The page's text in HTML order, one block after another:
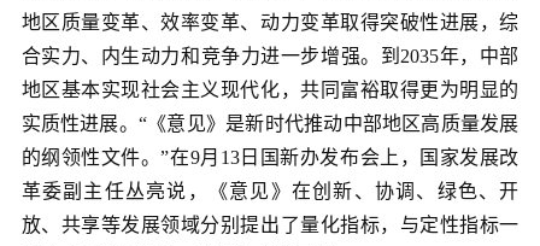
地区质量变革、效率变革、动力变革取得突破性进展，综
合实力、内生动力和竞争力进一步增强。到2035年，中部
地区基本实现社会主义现代化，共同富裕取得更为明显的
实质性进展。“《意见》是新时代推动中部地区高质量发展
的纲领性文件。”在9月13日国新办发布会上，国家发展改
革委副主任丛亮说，《意见》在创新、协调、绿色、开
放、共享等发展领域分别提出了量化指标，与定性指标一